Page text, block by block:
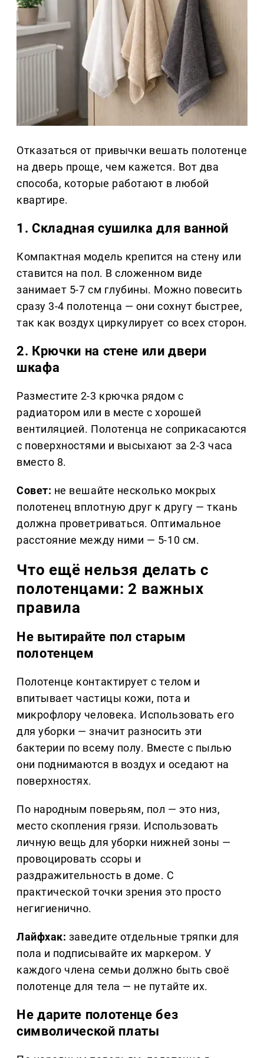
Отказаться от привычки вешать полотенце
на дверь проще, чем кажется. Вот два
способа, которые работают в любой
квартире.
1. Складная сушилка для ванной
Компактная модель крепится на стену или
ставится на пол. В сложенном виде
занимает 5-7 см глубины. Можно повесить
сразу 3-4 полотенца — они сохнут быстрее,
так как воздух циркулирует со всех сторон.
2. Крючки на стене или двери
шкафа
Разместите 2-3 крючка рядом с
радиатором или в месте с хорошей
вентиляцией. Полотенца не соприкасаются
с поверхностями и высыхают за 2-3 часа
вместо 8.
Совет: не вешайте несколько мокрых
полотенец вплотную друг к другу — ткань
должна проветриваться. Оптимальное
расстояние между ними — 5-10 см.
Что ещё нельзя делать с
полотенцами: 2 важных
правила
Не вытирайте пол старым
полотенцем
Полотенце контактирует с телом и
впитывает частицы кожи, пота и
микрофлору человека. Использовать его
для уборки — значит разносить эти
бактерии по всему полу. Вместе с пылью
они поднимаются в воздух и оседают на
поверхностях.
По народным поверьям, пол — это низ,
место скопления грязи. Использовать
личную вещь для уборки нижней зоны —
провоцировать ссоры и
раздражительность в доме. С
практической точки зрения это просто
негигиенично.
Лайфхак: заведите отдельные тряпки для
пола и подписывайте их маркером. У
каждого члена семьи должно быть своё
полотенце для тела — не путайте их.
Не дарите полотенце без
символической платы